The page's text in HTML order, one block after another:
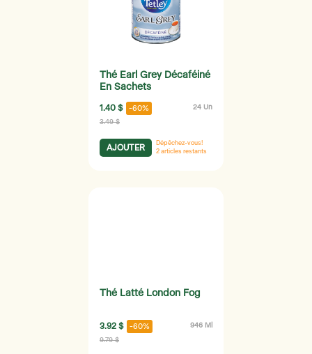
Thé Earl Grey Décaféiné
En Sachets
1.40 $ -60% 24 Un
3.49 $
AJOUTER
Dépêchez-vous!
2 articles restants
Thé Latté London Fog
3.92 $ -60% 946 Ml
9.79 $